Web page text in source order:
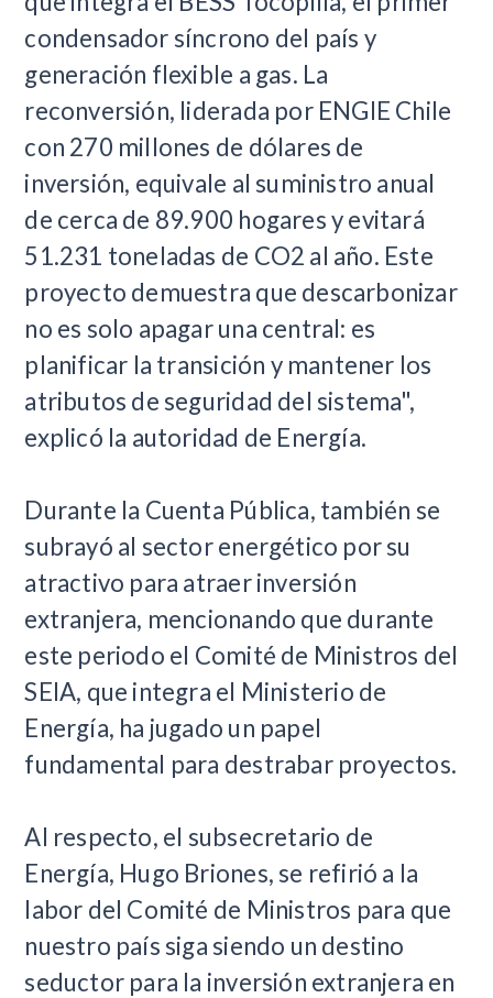
condensador síncrono del país y
generación flexible a gas. La
reconversión, liderada por ENGIE Chile
con 270 millones de dólares de
inversión, equivale al suministro anual
de cerca de 89.900 hogares y evitará
51.231 toneladas de CO2 al año. Este
proyecto demuestra que descarbonizar
no es solo apagar una central: es
planificar la transición y mantener los
atributos de seguridad del sistema",
explicó la autoridad de Energía.
Durante la Cuenta Pública, también se
subrayó al sector energético por su
atractivo para atraer inversión
extranjera, mencionando que durante
este periodo el Comité de Ministros del
SEIA, que integra el Ministerio de
Energía, ha jugado un papel
fundamental para destrabar proyectos.
Al respecto, el subsecretario de
Energía, Hugo Briones, se refirió a la
labor del Comité de Ministros para que
nuestro país siga siendo un destino
seductor para la inversión extranjera en